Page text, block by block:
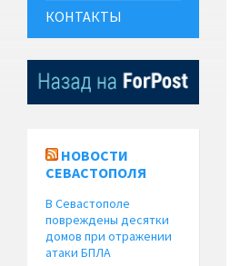
КОНТАКТЫ
НОВОСТИ
СЕВАСТОПОЛЯ
В Севастополе
повреждены десятки
домов при отражении
атаки БПЛА